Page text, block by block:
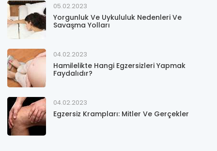
05.02.2023
Yorgunluk Ve Uykululuk Nedenleri Ve
Savaşma Yolları
04.02.2023
Hamilelikte Hangi Egzersizleri Yapmak
Faydalıdır?
04.02.2023
Egzersiz Krampları: Mitler Ve Gerçekler